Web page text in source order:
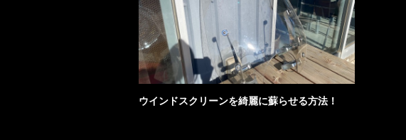
ウインドスクリーンを綺麗に蘇らせる方法！